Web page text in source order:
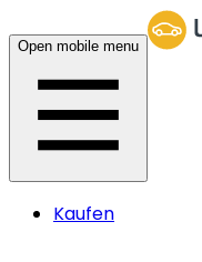
Open mobile menu
Kaufen